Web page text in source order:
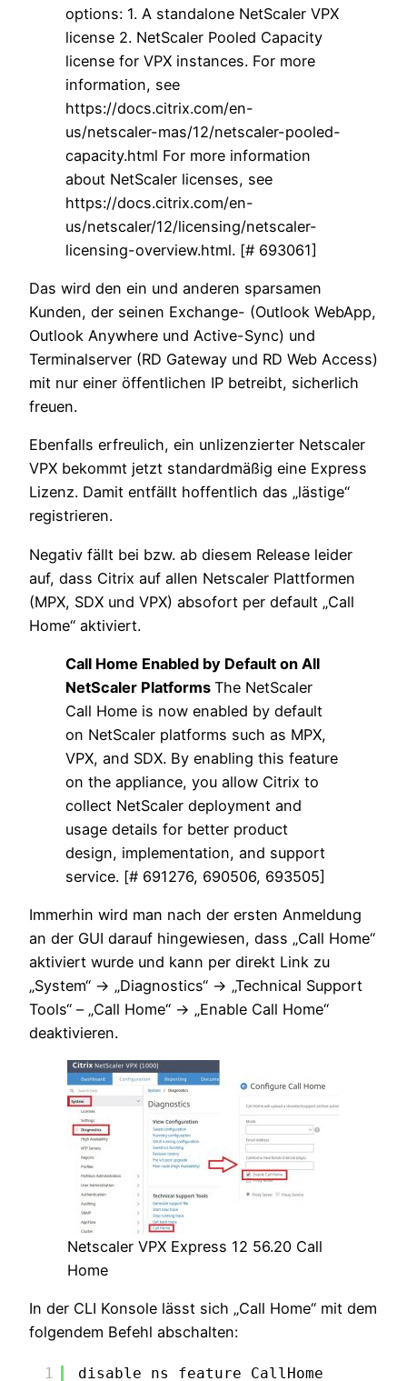
options: 1. A standalone NetScaler VPX
license 2. NetScaler Pooled Capacity
license for VPX instances. For more
information, see
https://docs.citrix.com/en-
us/netscaler-mas/12/netscaler-pooled-
capacity.html For more information
about NetScaler licenses, see
https://docs.citrix.com/en-
us/netscaler/12/licensing/netscaler-
licensing-overview.html. [# 693061]
Das wird den ein und anderen sparsamen
Kunden, der seinen Exchange- (Outlook WebApp,
Outlook Anywhere und Active-Sync) und
Terminalserver (RD Gateway und RD Web Access)
mit nur einer öffentlichen IP betreibt, sicherlich
freuen.
Ebenfalls erfreulich, ein unlizenzierter Netscaler
VPX bekommt jetzt standardmäßig eine Express
Lizenz. Damit entfällt hoffentlich das „lästige“
registrieren.
Negativ fällt bei bzw. ab diesem Release leider
auf, dass Citrix auf allen Netscaler Plattformen
(MPX, SDX und VPX) absofort per default „Call
Home“ aktiviert.
Call Home Enabled by Default on All
NetScaler Platforms The NetScaler
Call Home is now enabled by default
on NetScaler platforms such as MPX,
VPX, and SDX. By enabling this feature
on the appliance, you allow Citrix to
collect NetScaler deployment and
usage details for better product
design, implementation, and support
service. [# 691276, 690506, 693505]
Immerhin wird man nach der ersten Anmeldung
an der GUI darauf hingewiesen, dass „Call Home“
aktiviert wurde und kann per direkt Link zu
„System“ -> „Diagnostics“ -> „Technical Support
Tools“ – „Call Home“ -> „Enable Call Home“
deaktivieren.
Netscaler VPX Express 12 56.20 Call
Home
In der CLI Konsole lässt sich „Call Home“ mit dem
folgendem Befehl abschalten:
1 disable ns feature CallHome